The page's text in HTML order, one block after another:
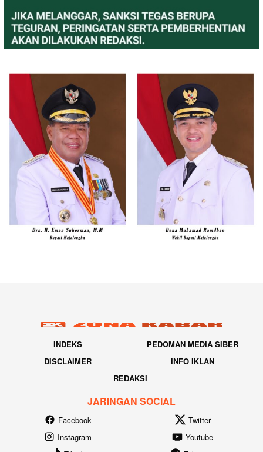
INDEKS
PEDOMAN MEDIA SIBER
DISCLAIMER
INFO IKLAN
REDAKSI
JARINGAN SOCIAL
Facebook
Twitter
Instagram
Youtube